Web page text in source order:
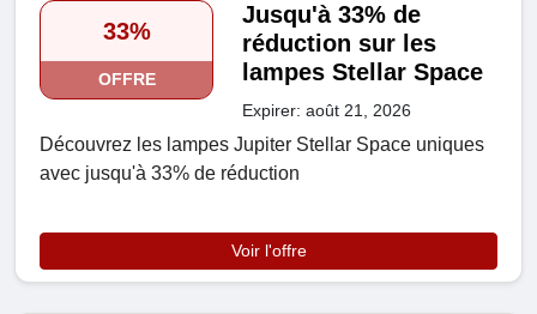
33%
OFFRE
Jusqu'à 33% de
réduction sur les
lampes Stellar Space
Expirer: août 21, 2026
Découvrez les lampes Jupiter Stellar Space uniques
avec jusqu'à 33% de réduction
Voir l'offre